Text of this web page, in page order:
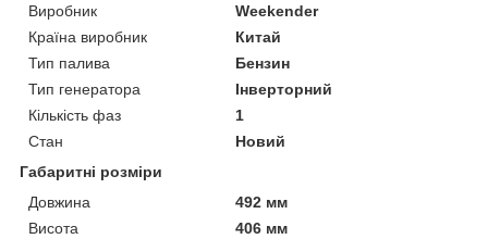
Виробник
Weekender
Країна виробник
Китай
Тип палива
Бензин
Тип генератора
Інверторний
Кількість фаз
1
Стан
Новий
Габаритні розміри
Довжина
492 мм
Висота
406 мм